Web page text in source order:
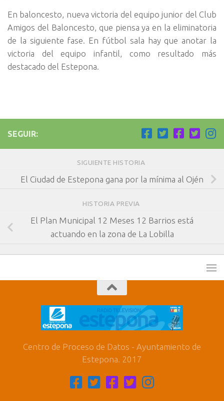
En baloncesto, nueva victoria del equipo junior del Club
Amigos del Baloncesto, que piensa ya en la eliminatoria
de la siguiente fase. En fútbol sala hay que anotar la
victoria del equipo infantil, como resultado más
destacado del Estepona.
SEGUIR:
SIGUIENTE HISTORIA
El Ciudad de Estepona gana por la mínima al Ojén
HISTORIA PREVIA
El Plan Municipal 12 Meses 12 Barrios está
actuando en la zona de La Lobilla
Centro de Proceso de Datos - Ayuntamiento de
Estepona. 2017